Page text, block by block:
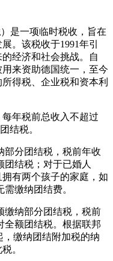
）是一项临时税收，旨在
。该税收于1991年引
经济和社会挑战。自
来资助德国统一，至今
得税、企业税和资本利
年税前总收入不超过
结税。
部分团结税，税前年收
团结税；对于已婚人
有两个孩子的家庭，如
缴纳团结费。
缴纳部分团结税，税前
全额团结税。根据联邦
，缴纳团结附加税的纳
。